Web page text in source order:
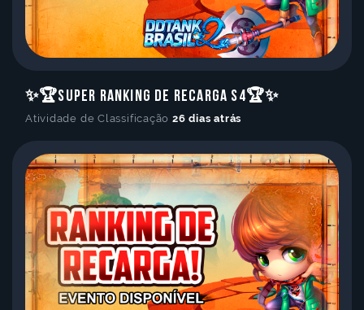
✨🏆Super Ranking de Recarga S4🏆✨
Atividade de Classificação 26 dias atrás